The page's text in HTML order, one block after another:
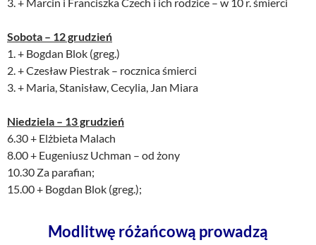
Sobota – 12 grudzień
1. + Bogdan Blok (greg.)
2. + Czesław Piestrak – rocznica śmierci
3. + Maria, Stanisław, Cecylia, Jan Miara
Niedziela – 13 grudzień
6.30 + Elżbieta Malach
8.00 + Eugeniusz Uchman – od żony
10.30 Za parafian;
15.00 + Bogdan Blok (greg.);
Modlitwę różańcową prowadzą